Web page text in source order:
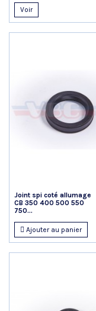
Voir
Joint spi coté allumage
CB 350 400 500 550
750...
Ajouter au panier